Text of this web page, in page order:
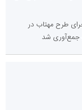
اجرای طرح مهتاب در